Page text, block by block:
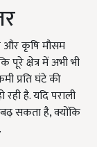
और कृषि मौसम
पूरे क्षेत्र में अभी भी
प्रति घंटे की
है. यदि पराली
सकता है, क्योंकि